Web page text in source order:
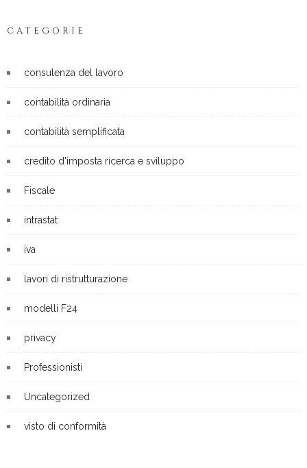
CATEGORIE
consulenza del lavoro
contabilità ordinaria
contabilità semplificata
credito d'imposta ricerca e sviluppo
Fiscale
intrastat
iva
lavori di ristrutturazione
modelli F24
privacy
Professionisti
Uncategorized
visto di conformità